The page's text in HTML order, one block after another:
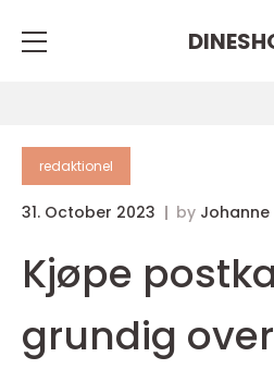
redaktionel
31. October 2023 by Johanne
Kjøpe
grundig